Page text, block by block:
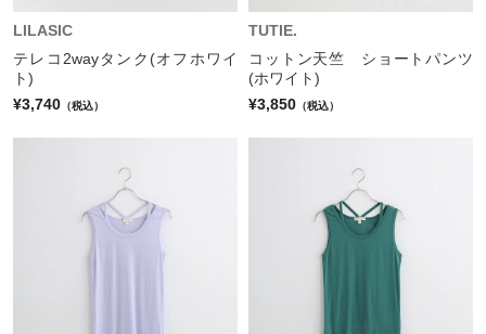
LILASIC
テレコ2wayタンク(オフホワイ
ト)
¥3,740 （税込）
TUTIE.
コットン天竺 ショートパンツ
(ホワイト)
¥3,850 （税込）